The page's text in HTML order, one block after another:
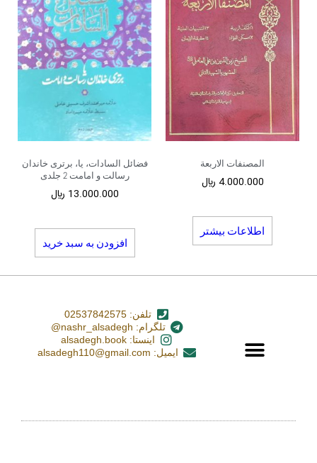
المصنفات الاربعة
4.000.000 ﷼
اطلاعات بیشتر
فضائل السادات، یا، برتری خاندان
رسالت و امامت 2 جلدی
13.000.000 ﷼
افزودن به سبد خرید
تلفن: 02537842575
تلگرام: nashr_alsadegh@
اینستا: alsadegh.book
ایمیل: alsadegh110@gmail.com